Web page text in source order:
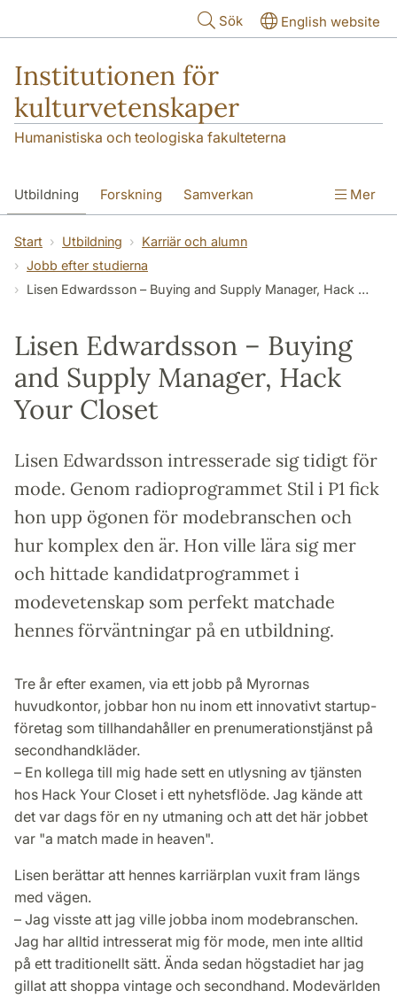
Sök English website
Institutionen för
kulturvetenskaper
Humanistiska och teologiska fakulteterna
Utbildning Forskning Samverkan
Om institutionen Kontakt
Mer
Start Utbildning
Karriär och alumn
Jobb efter studierna
Lisen Edwardsson – Buying and Supply Manager, Hack Your Closet
Lisen Edwardsson – Buying
and Supply Manager, Hack
Your Closet
Lisen Edwardsson intresserade sig tidigt för
mode. Genom radioprogrammet Stil i P1 fick
hon upp ögonen för modebranschen och
hur komplex den är. Hon ville lära sig mer
och hittade kandidatprogrammet i
modevetenskap som perfekt matchade
hennes förväntningar på en utbildning.
Tre år efter examen, via ett jobb på Myrornas
huvudkontor, jobbar hon nu inom ett innovativt startup-
företag som tillhandahåller en prenumerationstjänst på
secondhandkläder.
– En kollega till mig hade sett en utlysning av tjänsten
hos Hack Your Closet i ett nyhetsflöde. Jag kände att
det var dags för en ny utmaning och att det här jobbet
var "a match made in heaven".
Lisen berättar att hennes karriärplan vuxit fram längs
med vägen.
– Jag visste att jag ville jobba inom modebranschen.
Jag har alltid intresserat mig för mode, men inte alltid
på ett traditionellt sätt. Ända sedan högstadiet har jag
gillat att shoppa vintage och secondhand. Modevärlden